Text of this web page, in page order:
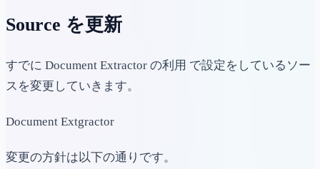
Source を更新
すでに Document Extractor の利用 で設定をしているソー
スを変更していきます。
Document Extgractor
変更の方針は以下の通りです。